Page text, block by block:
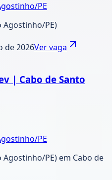
PE
Agostinho/PE)
de 2026Ver vaga
| Cabo de Santo
PE
Agostinho/PE) em Cabo de